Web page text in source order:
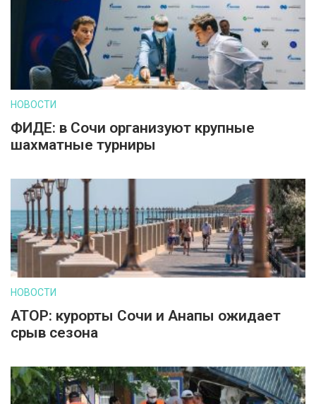
НОВОСТИ
ФИДЕ: в Сочи организуют крупные
шахматные турниры
НОВОСТИ
АТОР: курорты Сочи и Анапы ожидает
срыв сезона